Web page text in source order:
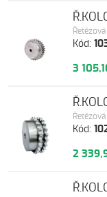
Kód:
3
Kód:
2